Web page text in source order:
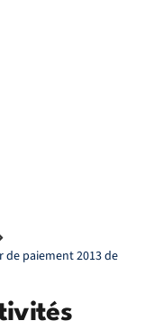
de paiement 2013 de